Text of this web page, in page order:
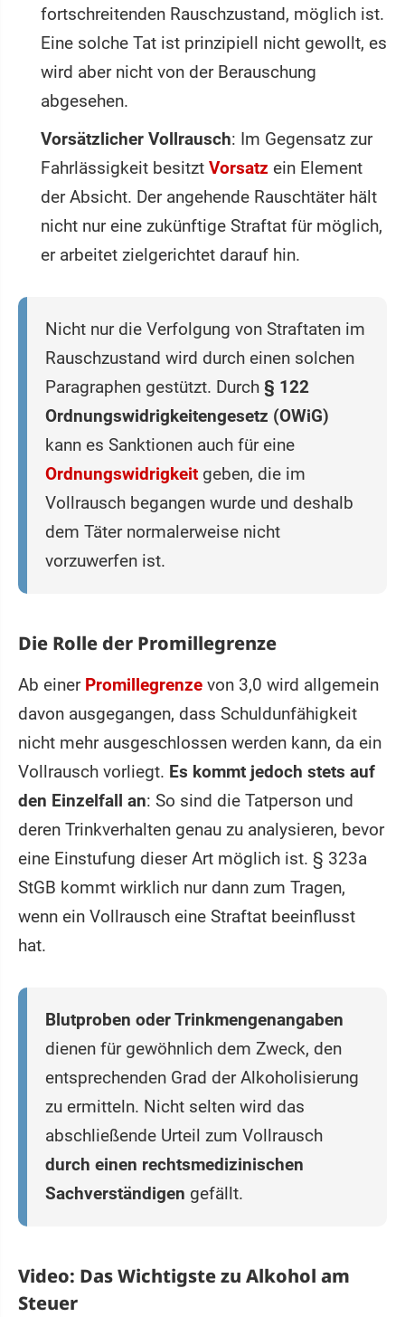
fortschreitenden Rauschzustand, möglich ist.
Eine solche Tat ist prinzipiell nicht gewollt, es
wird aber nicht von der Berauschung
abgesehen.
Vorsätzlicher Vollrausch: Im Gegensatz zur
Fahrlässigkeit besitzt Vorsatz ein Element
der Absicht. Der angehende Rauschtäter hält
nicht nur eine zukünftige Straftat für möglich,
er arbeitet zielgerichtet darauf hin.
Nicht nur die Verfolgung von Straftaten im
Rauschzustand wird durch einen solchen
Paragraphen gestützt. Durch § 122
Ordnungswidrigkeitengesetz (OWiG)
kann es Sanktionen auch für eine
Ordnungswidrigkeit geben, die im
Vollrausch begangen wurde und deshalb
dem Täter normalerweise nicht
vorzuwerfen ist.
Die Rolle der Promillegrenze
Ab einer Promillegrenze von 3,0 wird allgemein
davon ausgegangen, dass Schuldunfähigkeit
nicht mehr ausgeschlossen werden kann, da ein
Vollrausch vorliegt. Es kommt jedoch stets auf
den Einzelfall an: So sind die Tatperson und
deren Trinkverhalten genau zu analysieren, bevor
eine Einstufung dieser Art möglich ist. § 323a
StGB kommt wirklich nur dann zum Tragen,
wenn ein Vollrausch eine Straftat beeinflusst
hat.
Blutproben oder Trinkmengenangaben
dienen für gewöhnlich dem Zweck, den
entsprechenden Grad der Alkoholisierung
zu ermitteln. Nicht selten wird das
abschließende Urteil zum Vollrausch
durch einen rechtsmedizinischen
Sachverständigen gefällt.
Video: Das Wichtigste zu Alkohol am
Steuer